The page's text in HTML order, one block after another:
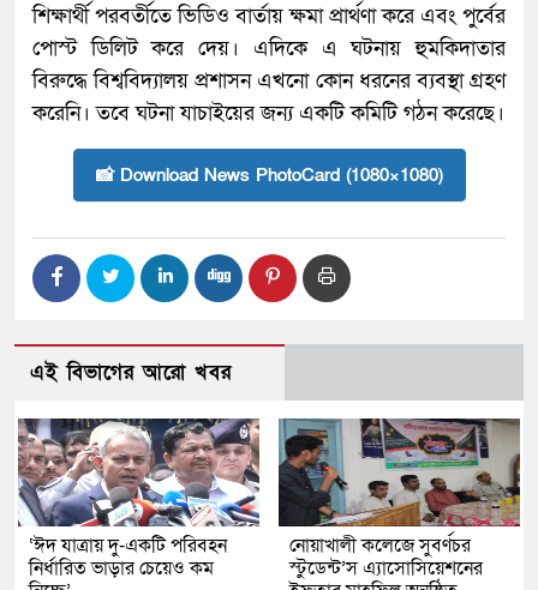
শিক্ষার্থী পরবর্তীতে ভিডিও বার্তায় ক্ষমা প্রার্থণা করে এবং পুর্বের
পোস্ট ডিলিট করে দেয়। এদিকে এ ঘটনায় হুমকিদাতার
বিরুদ্ধে বিশ্ববিদ্যালয় প্রশাসন এখনো কোন ধরনের ব্যবস্থা গ্রহণ
করেনি। তবে ঘটনা যাচাইয়ের জন্য একটি কমিটি গঠন করেছে।
📸 Download News PhotoCard (1080×1080)
এই বিভাগের আরো খবর
‘ঈদ যাত্রায় দু-একটি পরিবহন
নির্ধারিত ভাড়ার চেয়েও কম
নোয়াখালী কলেজে সুবর্ণচর
স্টুডেন্ট’স এ্যাসোসিয়েশনের